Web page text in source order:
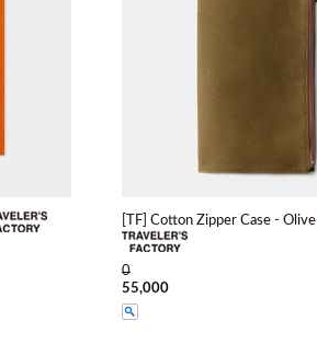
[TF] Cotton Zipper Case - Olive
0
55,000